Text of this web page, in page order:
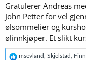
:
Gratulerer Andreas
John Petter for vel
ølsommelier og
ølinnkjøper. Et slikt
R
msevland Skjelstad